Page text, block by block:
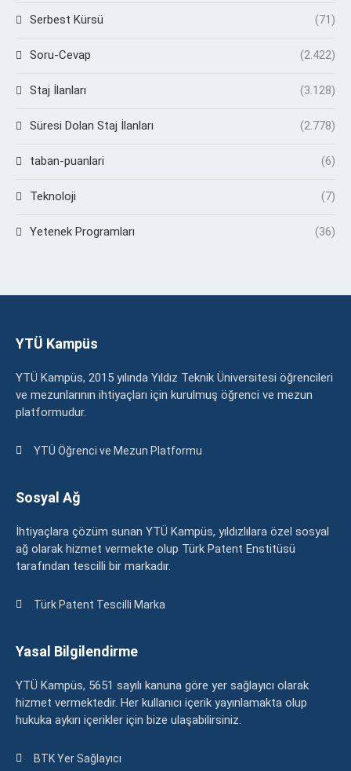
Serbest Kürsü (71)
Soru-Cevap (2.422)
Staj İlanları (3.128)
Süresi Dolan Staj İlanları (2.778)
taban-puanlari (6)
Teknoloji (7)
Yetenek Programları (36)
YTÜ Kampüs
YTÜ Kampüs, 2015 yılında Yıldız Teknik Üniversitesi öğrencileri
ve mezunlarının ihtiyaçları için kurulmuş öğrenci ve mezun
platformudur.
YTÜ Öğrenci ve Mezun Platformu
Sosyal Ağ
İhtiyaçlara çözüm sunan YTÜ Kampüs, yıldızlılara özel sosyal
ağ olarak hizmet vermekte olup Türk Patent Enstitüsü
tarafından tescilli bir markadır.
Türk Patent Tescilli Marka
Yasal Bilgilendirme
YTÜ Kampüs, 5651 sayılı kanuna göre yer sağlayıcı olarak
hizmet vermektedir. Her kullanıcı içerik yayınlamakta olup
hukuka aykırı içerikler için bize ulaşabilirsiniz.
BTK Yer Sağlayıcı